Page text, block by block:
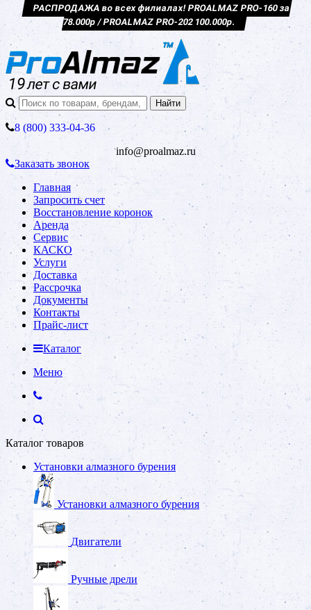
РАСПРОДАЖА во всех филиалах! PROALMAZ PRO-160 за
78.000р / PROALMAZ PRO-202 100.000р.
8 (800) 333-04-36
info@proalmaz.ru
Заказать звонок
Главная
Запросить счет
Восстановление коронок
Аренда
Сервис
КАСКО
Услуги
Доставка
Рассрочка
Документы
Контакты
Прайс-лист
Каталог
Меню
Каталог товаров
Установки алмазного бурения
Установки алмазного бурения
Двигатели
Ручные дрели